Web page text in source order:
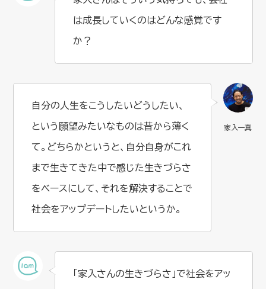
は成長していくのはどんな感覚です
か？
自分の人生をこうしたいどうしたい、
という願望みたいなものは昔から薄く
て。どちらかというと、自分自身がこれ
まで生きてきた中で感じた生きづらさ
をベースにして、それを解決することで
社会をアップデートしたいというか。
「家入さんの生きづらさ」で社会をアッ